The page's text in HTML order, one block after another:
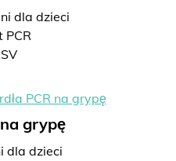
dla dzieci
PCR
grypę
dla dzieci